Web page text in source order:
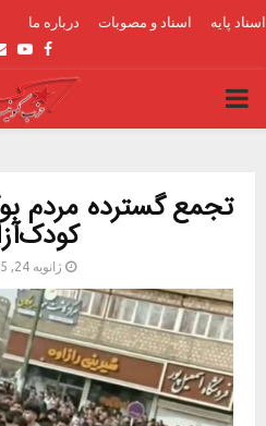
اسناد پایه اسناد و مصوبات درباره ما
PRIMARY
تجمع گسترده مردم
ژانویه 24, 2025